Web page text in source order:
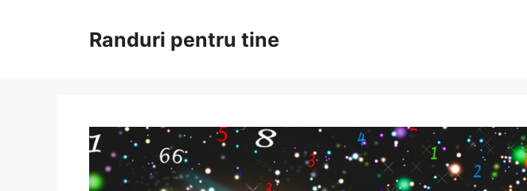
Randuri pentru tine